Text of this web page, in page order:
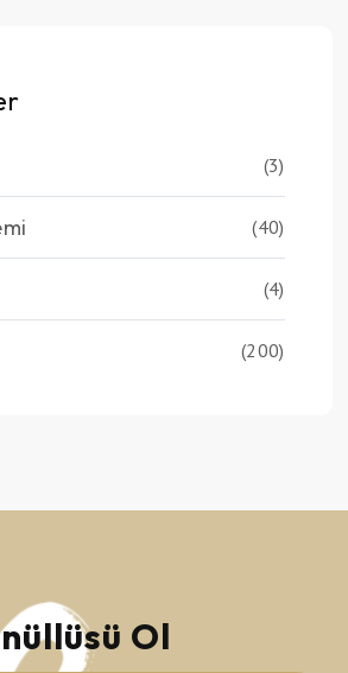
(3)
(40)
(4)
(200)
Ol